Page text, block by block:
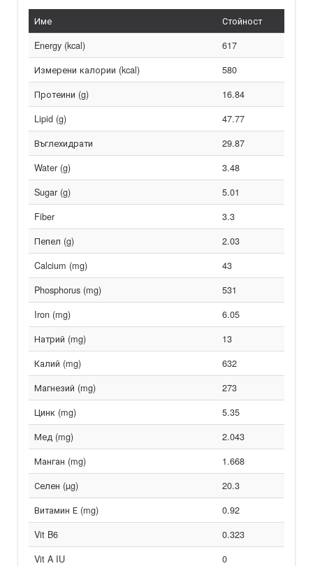
Име
Стойност
Energy (kcal)
617
Измерени калории (kcal)
580
Протеини (g)
16.84
Lipid (g)
47.77
Въглехидрати
29.87
Water (g)
3.48
Sugar (g)
5.01
Fiber
3.3
Пепел (g)
2.03
Calcium (mg)
43
Phosphorus (mg)
531
Iron (mg)
6.05
Натрий (mg)
13
Калий (mg)
632
Магнезий (mg)
273
Цинк (mg)
5.35
Мед (mg)
2.043
Манган (mg)
1.668
Селен (µg)
20.3
Витамин Е (mg)
0.92
Vit B6
0.323
Vit A IU
0